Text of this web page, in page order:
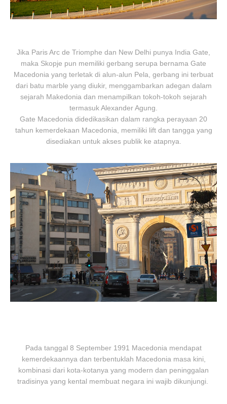
Jika Paris Arc de Triomphe dan New Delhi punya India Gate,
maka Skopje pun memiliki gerbang serupa bernama Gate
Macedonia yang terletak di alun-alun Pela, gerbang ini terbuat
dari batu marble yang diukir, menggambarkan adegan dalam
sejarah Makedonia dan menampilkan tokoh-tokoh sejarah
termasuk Alexander Agung.
Gate Macedonia didedikasikan dalam rangka perayaan 20
tahun kemerdekaan Macedonia, memiliki lift dan tangga yang
disediakan untuk akses publik ke atapnya.
Pada tanggal 8 September 1991 Macedonia mendapat
kemerdekaannya dan terbentuklah Macedonia masa kini,
kombinasi dari kota-kotanya yang modern dan peninggalan
tradisinya yang kental membuat negara ini wajib dikunjungi.